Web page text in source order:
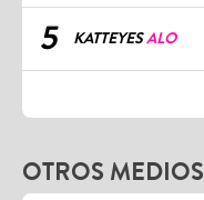
5 KATTEYESALO
OTROS MEDIOS